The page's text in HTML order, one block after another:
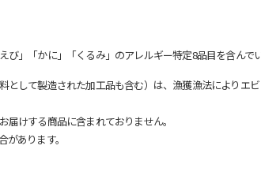
」「かに」「くるみ」のアレルギー特定8品目を含んで
して製造された加工品も含む）は、漁獲漁法によりエ
けする商品に含まれておりません。
あります。